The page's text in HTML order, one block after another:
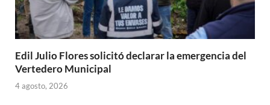
Edil Julio Flores solicitó declarar la emergencia del
Vertedero Municipal
4 agosto, 2026